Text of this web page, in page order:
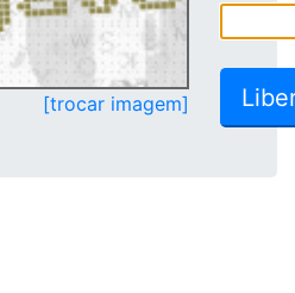
[trocar imagem]